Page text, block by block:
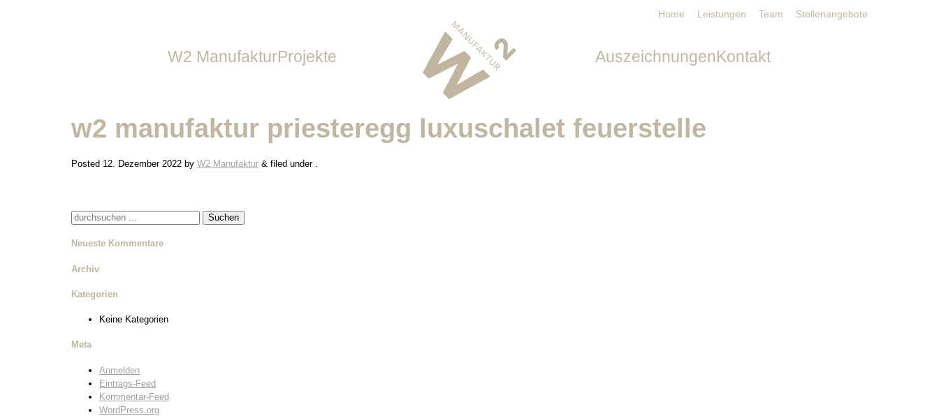
W2 Manufaktur
Leistungen
Projekte
Gastronomie & Hotellerie
Wohnbau
AuszeichnungenKontakt
Pressekontakt
Home Leistungen Team Stellenangebote
w2 manufaktur priesteregg luxuschalet feuerstelle
Posted 12. Dezember 2022 by W2 Manufaktur & filed under .
Suche
Neueste Kommentare
Archiv
Kategorien
Keine Kategorien
Meta
Anmelden
Eintrags-Feed
Kommentar-Feed
WordPress.org